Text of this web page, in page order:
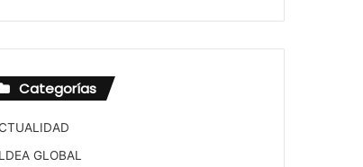
Categorías
GLOBAL